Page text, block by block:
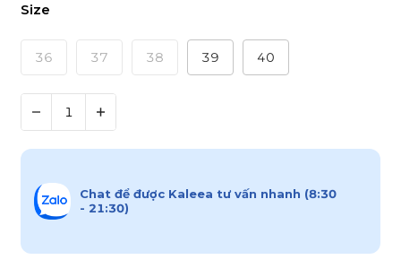
Size
36 37 38 39 40
Chat để được Kaleea tư vấn nhanh (8:30
- 21:30)